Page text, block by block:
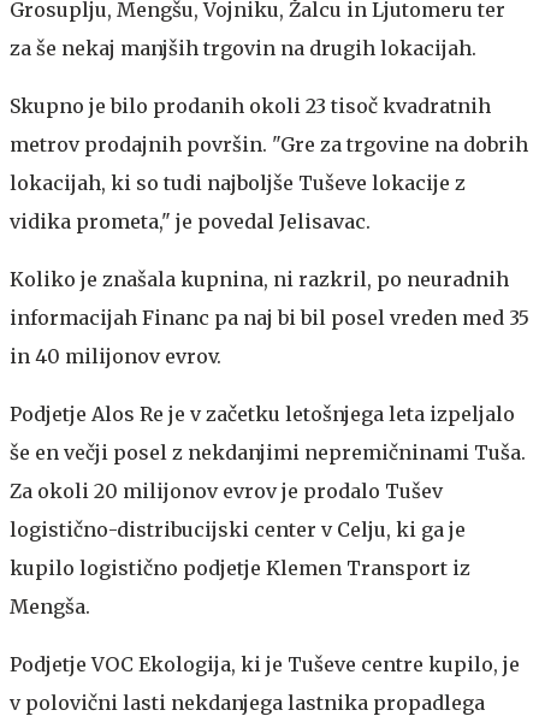
Grosuplju, Mengšu, Vojniku, Žalcu in Ljutomeru ter
za še nekaj manjših trgovin na drugih lokacijah.
Skupno je bilo prodanih okoli 23 tisoč kvadratnih
metrov prodajnih površin. "Gre za trgovine na dobrih
lokacijah, ki so tudi najboljše Tuševe lokacije z
vidika prometa," je povedal Jelisavac.
Koliko je znašala kupnina, ni razkril, po neuradnih
informacijah Financ pa naj bi bil posel vreden med 35
in 40 milijonov evrov.
Podjetje Alos Re je v začetku letošnjega leta izpeljalo
še en večji posel z nekdanjimi nepremičninami Tuša.
Za okoli 20 milijonov evrov je prodalo Tušev
logistično-distribucijski center v Celju, ki ga je
kupilo logistično podjetje Klemen Transport iz
Mengša.
Podjetje VOC Ekologija, ki je Tuševe centre kupilo, je
v polovični lasti nekdanjega lastnika propadlega